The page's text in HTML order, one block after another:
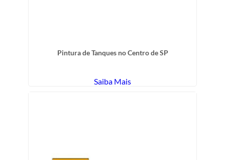
Pintura de Tanques no Centro de SP
Saiba Mais